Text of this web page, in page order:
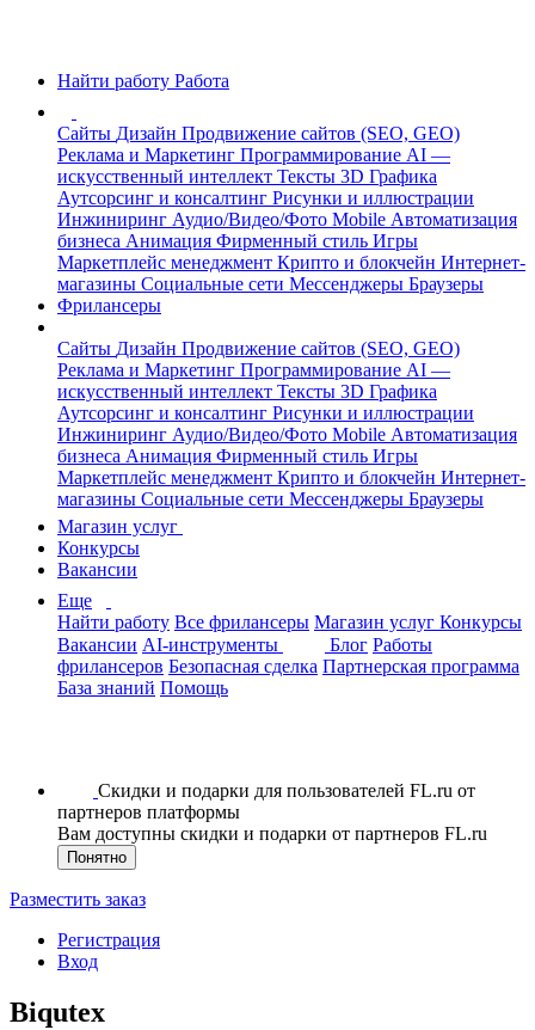
Найти работу Работа
Сайты Дизайн Продвижение сайтов (SEO, GEO)
Реклама и Маркетинг Программирование AI —
искусственный интеллект Тексты 3D Графика
Аутсорсинг и консалтинг Рисунки и иллюстрации
Инжиниринг Аудио/Видео/Фото Mobile Автоматизация
бизнеса Анимация Фирменный стиль Игры
Маркетплейс менеджмент Крипто и блокчейн Интернет-
магазины Социальные сети Мессенджеры Браузеры
Фрилансеры
Сайты Дизайн Продвижение сайтов (SEO, GEO)
Реклама и Маркетинг Программирование AI —
искусственный интеллект Тексты 3D Графика
Аутсорсинг и консалтинг Рисунки и иллюстрации
Инжиниринг Аудио/Видео/Фото Mobile Автоматизация
бизнеса Анимация Фирменный стиль Игры
Маркетплейс менеджмент Крипто и блокчейн Интернет-
магазины Социальные сети Мессенджеры Браузеры
Магазин услуг
Конкурсы
Вакансии
Еще
Найти работу Все фрилансеры Магазин услуг Конкурсы
Вакансии AI-инструменты Блог Работы
фрилансеров Безопасная сделка Партнерская программа
База знаний Помощь
Скидки и подарки для пользователей FL.ru от
партнеров платформы
Вам доступны скидки и подарки от партнеров FL.ru
Понятно
Разместить заказ
Регистрация
Вход
Biqutex